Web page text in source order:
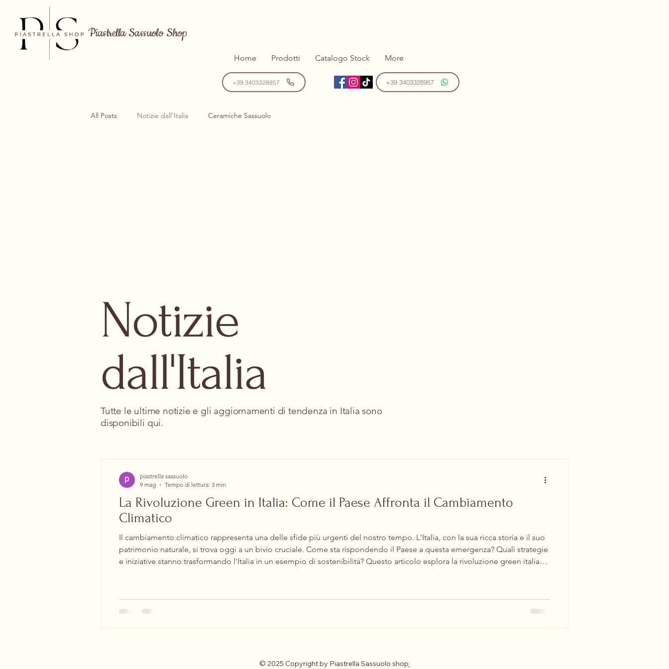
Piastrella Sassuolo Shop
Home Prodotti Catalogo Stock More
+39 3403328957 +39 3403328957
All Posts Notizie dall'Italia Ceramiche Sassuolo
Notizie
dall'Italia
Tutte le ultime notizie e gli aggiornamenti di tendenza in Italia sono
disponibili qui.
La Rivoluzione Green in Italia: Come il Paese Affronta il Cambiamento
Climatico
Il cambiamento climatico rappresenta una delle sfide più urgenti del nostro tempo. L'Italia, con la sua ricca storia e il suo
patrimonio naturale, si trova oggi a un bivio cruciale. Come sta rispondendo il Paese a questa emergenza? Quali strategie
e iniziative stanno trasformando l'Italia in un esempio di sostenibilità? Questo articolo esplora la rivoluzione green italiana,
piastrella sassuolo
9 mag
Tempo di lettura: 3 min
© 2025 Copyright by Piastrella Sassuolo shop